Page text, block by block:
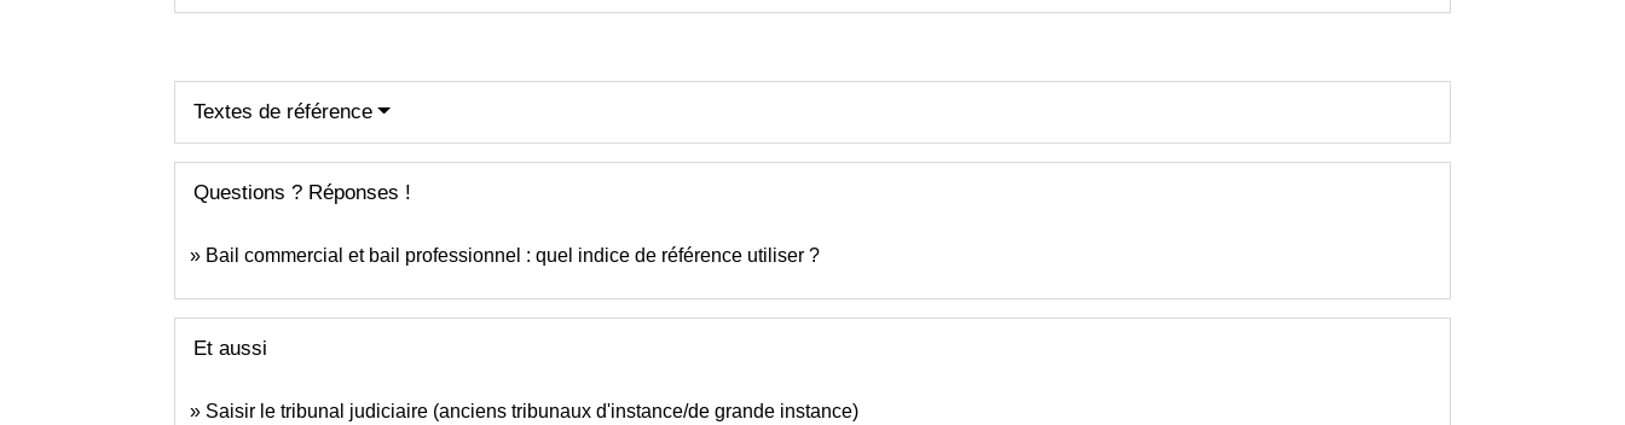
Textes de référence
Questions ? Réponses !
Bail commercial et bail professionnel : quel indice de référence utiliser ?
Et aussi
Saisir le tribunal judiciaire (anciens tribunaux d'instance/de grande instance)